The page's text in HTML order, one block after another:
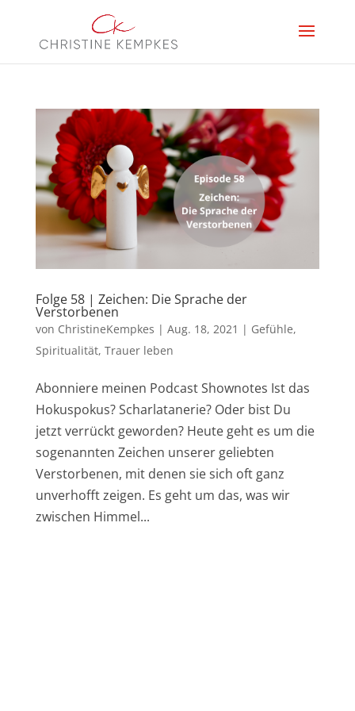
Folge 58 | Zeichen: Die Sprache der
Verstorbenen
von ChristineKempkes | Aug. 18, 2021 | Gefühle,
Spiritualität, Trauer leben
Abonniere meinen Podcast Shownotes Ist das
Hokuspokus? Scharlatanerie? Oder bist Du
jetzt verrückt geworden? Heute geht es um die
sogenannten Zeichen unserer geliebten
Verstorbenen, mit denen sie sich oft ganz
unverhofft zeigen. Es geht um das, was wir
zwischen Himmel...